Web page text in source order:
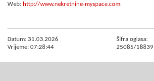
Web: http://www.nekretnine-myspace.com
Datum: 31.03.2026
Vrijeme: 07:28:44
Šifra oglasa:
25085/18839